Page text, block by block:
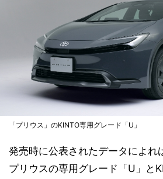
「プリウス」のKINTO専用グレード「U」
発売時に公表されたデータによれ
プリウスの専用グレード「U」と